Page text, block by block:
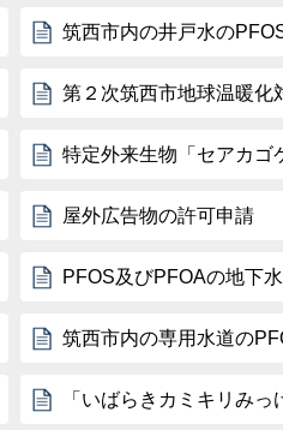
筑西市内の井戸水の
第２次筑西市地球温暖化
特定外来生物「セアカゴ
屋外広告物の許可申請
PFOS及びPFOAの地下
筑西市内の専用水道の
「いばらきカミキリみ